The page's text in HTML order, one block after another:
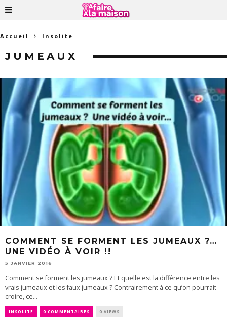
Accueil Insolite
JUMEAUX
COMMENT SE FORMENT LES JUMEAUX ?…
UNE VIDÉO À VOIR !!
5 JANVIER 2016
Comment se forment les jumeaux ? Et quelle est la différence entre les
vrais jumeaux et les faux jumeaux ? Contrairement à ce qu’on pourrait
croire, ce...
INSOLITE 0 COMMENTAIRES 0 VIEWS